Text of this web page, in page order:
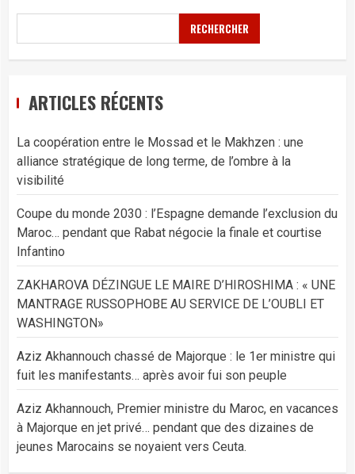
RECHERCHER
ARTICLES RÉCENTS
La coopération entre le Mossad et le Makhzen : une
alliance stratégique de long terme, de l’ombre à la
visibilité
Coupe du monde 2030 : l’Espagne demande l’exclusion du
Maroc… pendant que Rabat négocie la finale et courtise
Infantino
ZAKHAROVA DÉZINGUE LE MAIRE D’HIROSHIMA : « UNE
MANTRAGE RUSSOPHOBE AU SERVICE DE L’OUBLI ET
WASHINGTON»
Aziz Akhannouch chassé de Majorque : le 1er ministre qui
fuit les manifestants… après avoir fui son peuple
Aziz Akhannouch, Premier ministre du Maroc, en vacances
à Majorque en jet privé… pendant que des dizaines de
jeunes Marocains se noyaient vers Ceuta.